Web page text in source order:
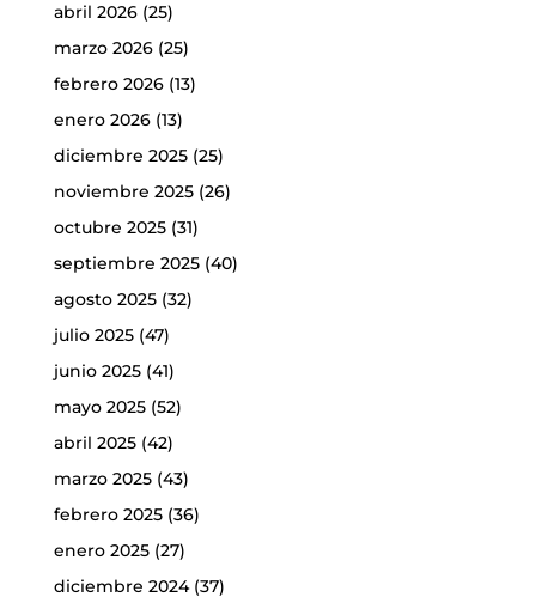
abril 2026(25)
marzo 2026(25)
febrero 2026(13)
enero 2026(13)
diciembre 2025(25)
noviembre 2025(26)
octubre 2025(31)
septiembre 2025(40)
agosto 2025(32)
julio 2025(47)
junio 2025(41)
mayo 2025(52)
abril 2025(42)
marzo 2025(43)
febrero 2025(36)
enero 2025(27)
diciembre 2024(37)